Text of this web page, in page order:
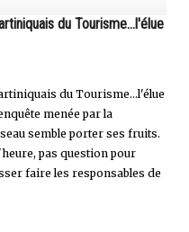
du Tourisme...l'élue
du Tourisme...l'élue
menée par la
semble porter ses fruits.
pas question pour
faire les responsables de